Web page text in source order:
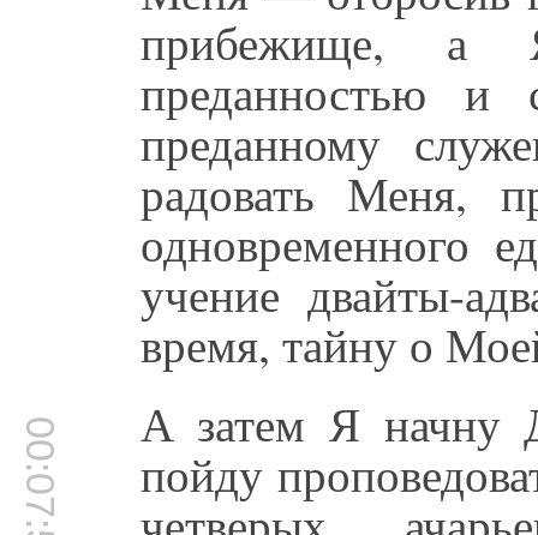
прибежище, а
преданностью
преданному
радовать Меня,
одновременного
учение двайты-
время, тайну о
00:07:58 А затем Я начну
пойду